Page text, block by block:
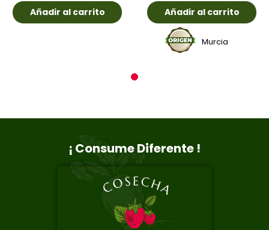
Añadir al carrito Añadir al carrito
Murcia
¡ Consume Diferente !